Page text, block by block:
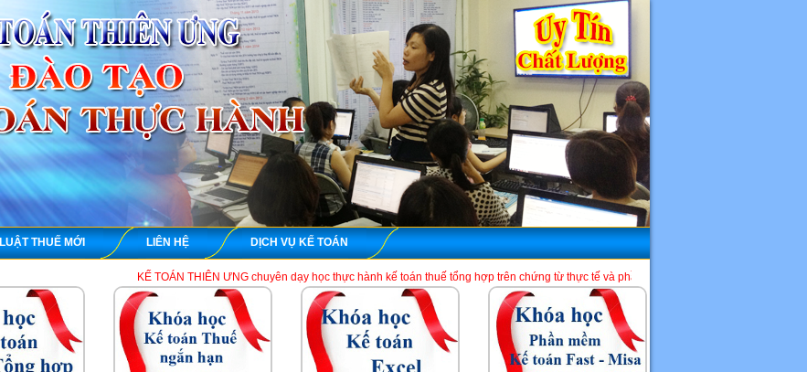
LUẬT THUẾ MỚI LIÊN HỆ DỊCH VỤ KẾ TOÁN
KẾ TOÁN THIÊN ƯNG chuyên dạy học thực hành kế toán thuế tổng hợp trên chứng từ thực tế và phần mềm HTKK, Excel, Misa. Là một địa chỉ học
HCM